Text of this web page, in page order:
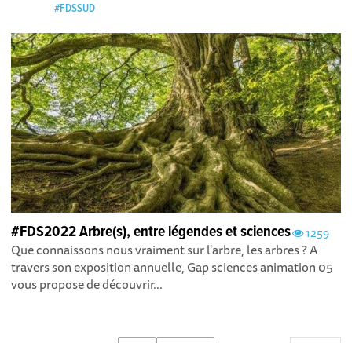
#FDSSUD
1259
#FDS2022 Arbre(s), entre légendes et sciences
Que connaissons nous vraiment sur l'arbre, les arbres ? A
travers son exposition annuelle, Gap sciences animation 05
vous propose de découvrir...